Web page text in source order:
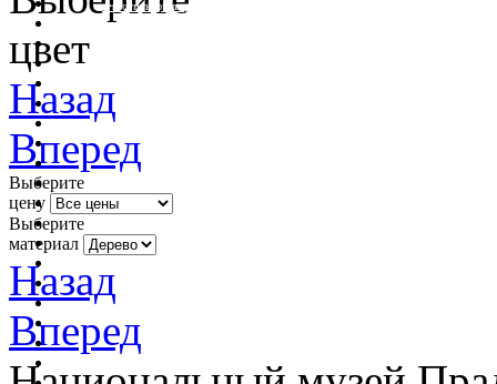
очистить фильтр цвета
цвет
Назад
Вперед
Выберите
цену
Выберите
материал
Назад
Вперед